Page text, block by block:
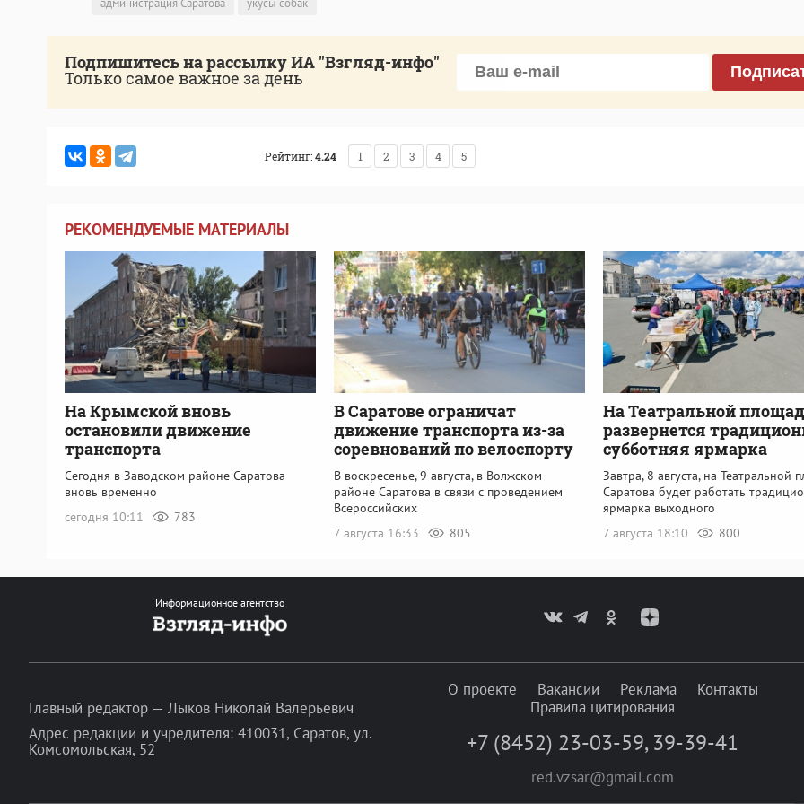
администрация Саратова укусы собак
Подпишитесь на рассылку ИА "Взгляд-инфо"
Только самое важное за день
Рейтинг:4.24 1 2 3 4 5
РЕКОМЕНДУЕМЫЕ МАТЕРИАЛЫ
На Крымской вновь
остановили движение
транспорта
Сегодня в Заводском районе Саратова
вновь временно
сегодня 10:11
783
В Саратове ограничат
движение транспорта из-за
соревнований по велоспорту
В воскресенье, 9 августа, в Волжском
районе Саратова в связи с проведением
Всероссийских
7 августа 16:33
805
На Театральной
развернется
субботняя ярмарка
Завтра, 8 августа, на Театральной
Саратова будет работать
ярмарка выходного
7 августа 18:10
800
Информационное агентство
Главный редактор — Лыков Николай Валерьевич
Адрес редакции и учредителя: 410031, Саратов, ул.
Комсомольская, 52
О проекте Вакансии Реклама
Контакты
Правила цитирования
+7 (8452) 23-03-59, 39-39-41
red.vzsar@gmail.com